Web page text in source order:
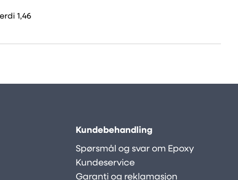
1,46
Kundebehandling
Spørsmål og svar om Epoxy
Kundeservice
Garanti og reklamasjon